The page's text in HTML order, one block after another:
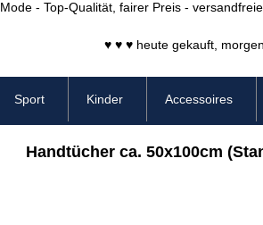
- Top-Qualität, fairer Preis -
♥ ♥ ♥ heute gekauft,
Sport Kinder Accessoires
Handtücher ca. 50x100cm